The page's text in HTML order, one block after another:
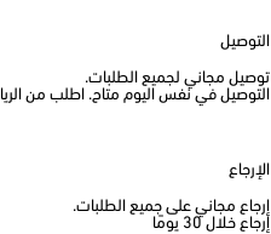
التوصيل
توصيل مجاني لجميع الطلبات.
التوصيل في نفس اليوم متاح. اطلب من الرياض
الإرجاع
إرجاع مجاني على جميع الطلبات.
إرجاع خلال 30 يومًا